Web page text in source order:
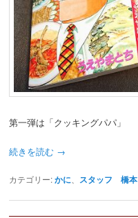
第一弾は「クッキングパパ」
続きを読む →
カテゴリー: かに スタッフ 橋本